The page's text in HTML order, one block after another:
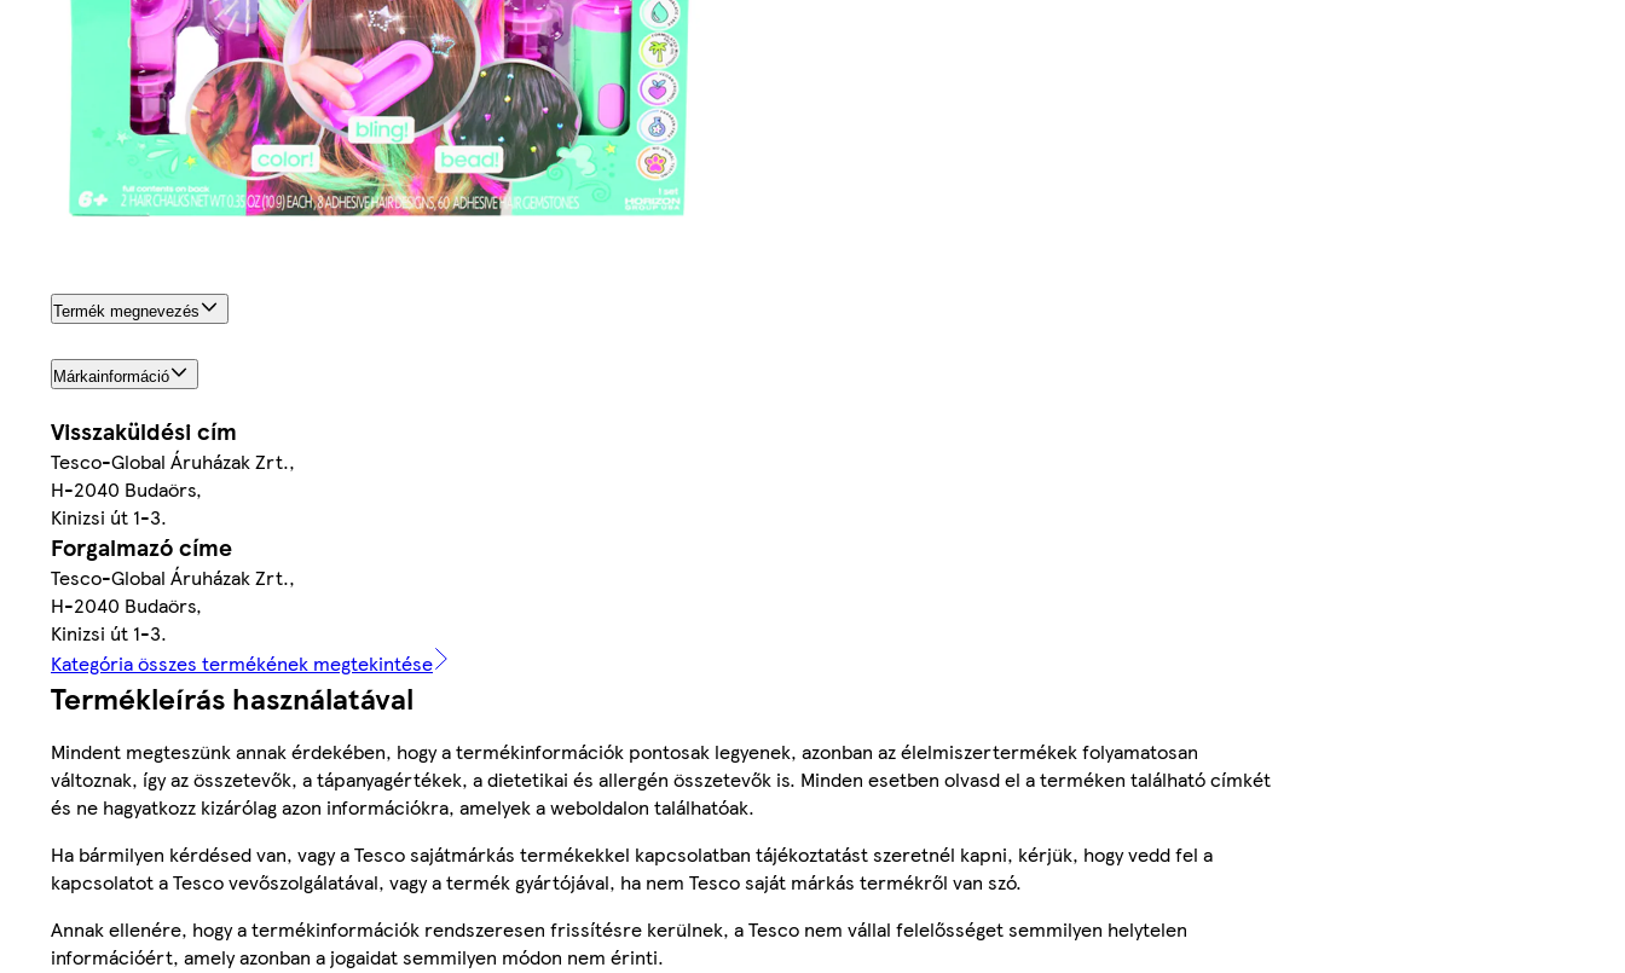
Termék megnevezés
Márkainformáció
Visszaküldési cím
Tesco-Global Áruházak Zrt.,
H-2040 Budaörs,
Kinizsi út 1-3.
Forgalmazó címe
Tesco-Global Áruházak Zrt.,
H-2040 Budaörs,
Kinizsi út 1-3.
Kategória összes termékének megtekintése
Termékleírás használatával
Mindent megteszünk annak érdekében, hogy a termékinformációk pontosak legyenek, azonban az élelmiszertermékek folyamatosan
változnak, így az összetevők, a tápanyagértékek, a dietetikai és allergén összetevők is. Minden esetben olvasd el a terméken található címkét
és ne hagyatkozz kizárólag azon információkra, amelyek a weboldalon találhatóak.
Ha bármilyen kérdésed van, vagy a Tesco sajátmárkás termékekkel kapcsolatban tájékoztatást szeretnél kapni, kérjük, hogy vedd fel a
kapcsolatot a Tesco vevőszolgálatával, vagy a termék gyártójával, ha nem Tesco saját márkás termékről van szó.
Annak ellenére, hogy a termékinformációk rendszeresen frissítésre kerülnek, a Tesco nem vállal felelősséget semmilyen helytelen
információért, amely azonban a jogaidat semmilyen módon nem érinti.